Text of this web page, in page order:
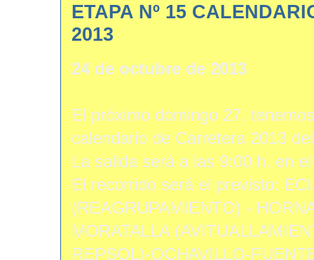
ETAPA Nº 15
2013
24 de octubre de 2013
El próximo domingo 27,
calendario de Carretera 2013
La salida será a las 9:00 h. en
El recorrido será el previsto:
(REAGRUPAMIENTO) -
MORATALLA
REPSOL)-OCHAVILLO-